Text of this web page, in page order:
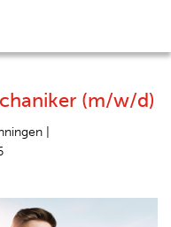
(m/w/d)
|